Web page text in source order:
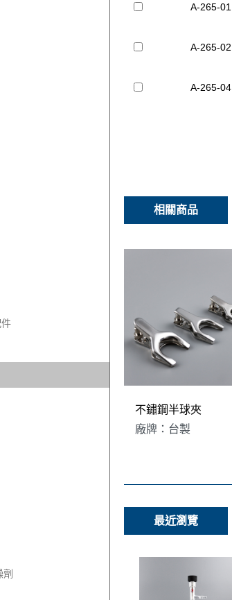
劑
A-265-01
A-265-02
A-265-04
相關商品
不鏽鋼半球夾
廠牌：台製
最近瀏覽